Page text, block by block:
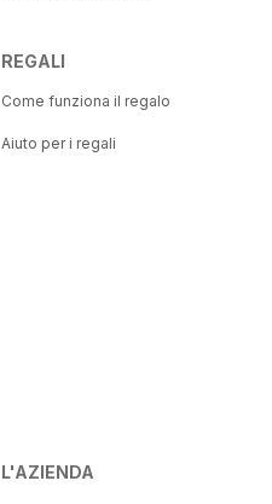
REGALI
Come funziona il regalo
Aiuto per i regali
L'AZIENDA